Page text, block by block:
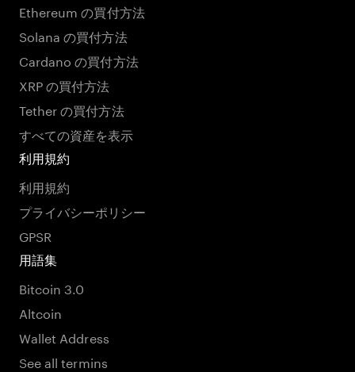
Ethereum の買付方法
Solana の買付方法
Cardano の買付方法
XRP の買付方法
Tether の買付方法
すべての資産を表示
利用規約
利用規約
プライバシーポリシー
GPSR
用語集
Bitcoin 3.0
Altcoin
Wallet Address
See all termins